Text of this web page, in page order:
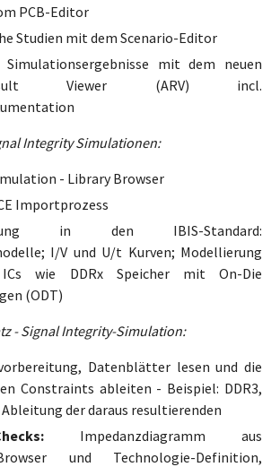
PCB-Editor
Studien mit dem Scenario-Editor
Simulationsergebnisse mit dem neuen
Result Viewer (ARV) incl.
Integrity Simulationen:
- Library Browser
Importprozess
in den IBIS-Standard:
I/V und U/t Kurven; Modellierung
wie DDRx Speicher mit On-Die
(ODT)
- Signal Integrity-Simulation:
Datenblätter lesen und die
Constraints ableiten - Beispiel: DDR3,
Ableitung der daraus resultierenden
Impedanzdiagramm aus
und Technologie-Definition,